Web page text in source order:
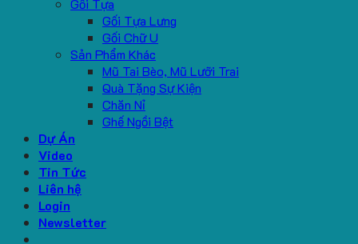
Gối Tựa
Gối Tựa Lưng
Gối Chữ U
Sản Phẩm Khác
Mũ Tai Bèo, Mũ Lưỡi Trai
Quà Tặng Sự Kiện
Chăn Nỉ
Ghế Ngồi Bệt
Dự Án
Video
Tin Tức
Liên hệ
Login
Newsletter